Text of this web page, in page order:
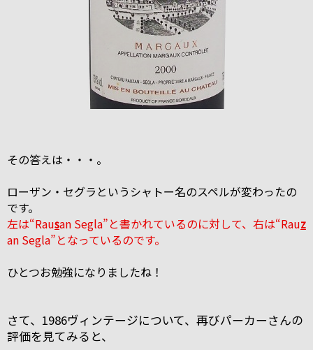
その答えは・・・。
ローザン・セグラというシャトー名のスペルが変わったの
です。
左は“Rausan Segla”と書かれているのに対して、右は“Rauz
an Segla”となっているのです。
ひとつお勉強になりましたね！
さて、1986ヴィンテージについて、再びパーカーさんの
評価を見てみると、